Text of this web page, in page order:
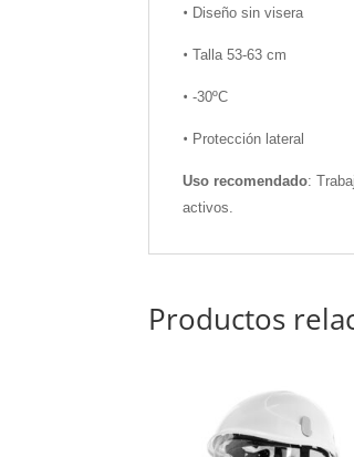
• Diseño sin visera
•Talla 53-63 cm
•-30ºC
• Protección lateral
Uso recomendado:
activos.
Productos